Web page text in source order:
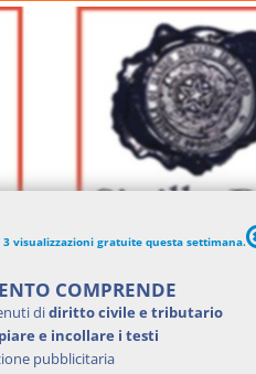
3 visualizzazioni gratuite questa settimana.
COMPRENDE
didiritto civile e tributario
e incollare i testi
pubblicitaria